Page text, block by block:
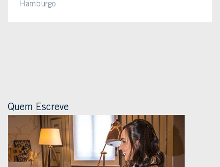
Hamburgo
Quem Escreve